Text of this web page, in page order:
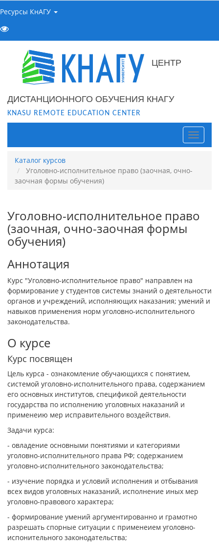
Ресурсы КнАГУ
ЦЕНТР
ДИСТАНЦИОННОГО ОБУЧЕНИЯ КНАГУ
KNASU REMOTE EDUCATION CENTER
Каталог курсов
Уголовно-исполнительное право (заочная, очно-
заочная формы обучения)
Уголовно-исполнительное право
(заочная, очно-заочная формы
обучения)
Аннотация
Курс "Уголовно-исполнительное право" направлен на
формирование у студентов системы знаний о деятельности
органов и учреждений, исполняющих наказания; умений и
навыков применения норм уголовно-исполнительного
законодательства.
О курсе
Курс посвящен
Цель курса - ознакомление обучающихся с понятием,
системой уголовно-исполнительного права, содержанием
его основных институтов, спецификой деятельности
государства по исполнению уголовных наказаний и
применеию мер исправительного воздействия.
Задачи курса:
- овладение основными понятиями и категориями
уголовно-исполнительного права РФ; содержанием
уголовно-исполнительного законодательства;
- изучение порядка и условий исполнения и отбывания
всех видов уголовных наказаний, исполнение иных мер
уголовно-правового характера;
- формирование умений аргументированно и грамотно
разрешать спорные ситуации с применеием уголовно-
испонительного законодательства;